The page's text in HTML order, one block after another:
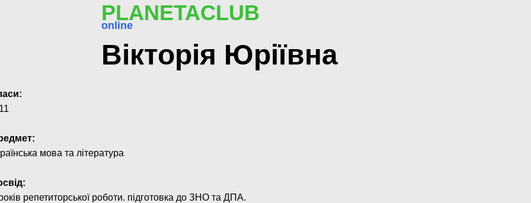
PLANETACLUB
online
Вікторія Юріївна
мова та література
репетиторської роботи. підготовка до ЗНО та ДПА.